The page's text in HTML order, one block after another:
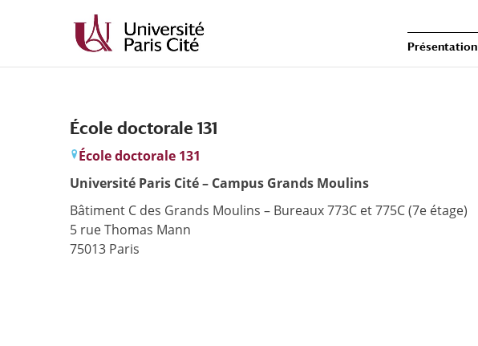
principal
navigation
Présentation
École doctorale 131
École doctorale 131
Université Paris Cité – Campus Grands Moulins
Bâtiment C des Grands Moulins – Bureaux 773C et 775C (7e étage)
5 rue Thomas Mann
75013 Paris